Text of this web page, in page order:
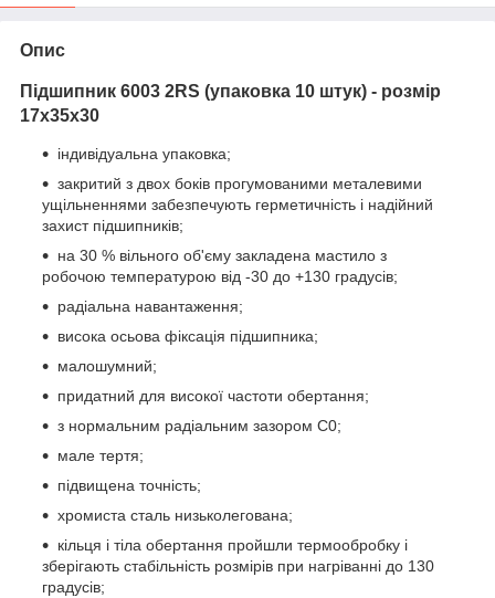
Опис
Підшипник 6003 2RS (упаковка 10 штук) - розмір
17х35х30
індивідуальна упаковка;
закритий з двох боків прогумованими металевими
ущільненнями забезпечують герметичність і надійний
захист підшипників;
на 30 % вільного об'єму закладена мастило з
робочою температурою від -30 до +130 градусів;
радіальна навантаження;
висока осьова фіксація підшипника;
малошумний;
придатний для високої частоти обертання;
з нормальним радіальним зазором С0;
мале тертя;
підвищена точність;
хромиста сталь низьколегована;
кільця і тіла обертання пройшли термообробку і
зберігають стабільність розмірів при нагріванні до 130
градусів;